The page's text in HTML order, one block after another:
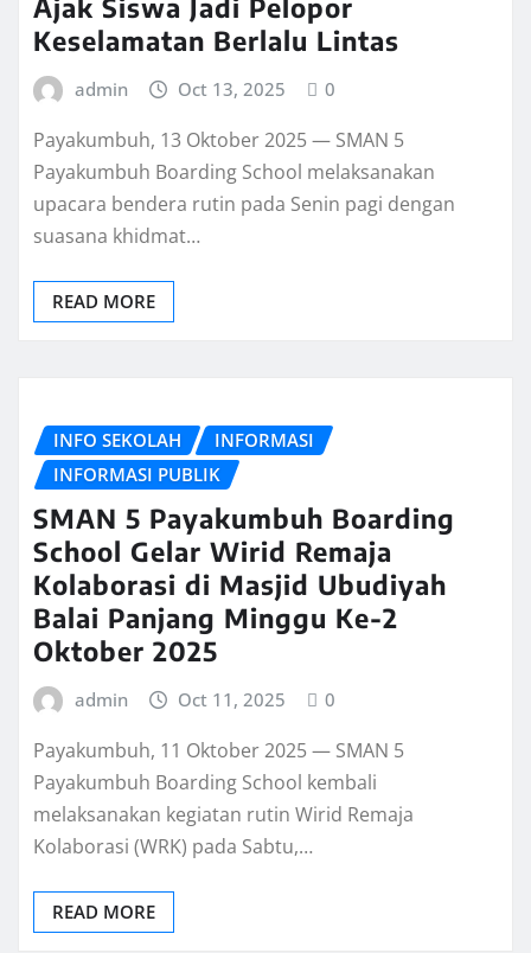
Ajak Siswa Jadi Pelopor
Keselamatan Berlalu Lintas
admin Oct 13, 2025 0
Payakumbuh, 13 Oktober 2025 — SMAN 5
Payakumbuh Boarding School melaksanakan
upacara bendera rutin pada Senin pagi dengan
suasana khidmat…
READ MORE
INFO SEKOLAH
INFORMASI
INFORMASI PUBLIK
SMAN 5 Payakumbuh Boarding
School Gelar Wirid Remaja
Kolaborasi di Masjid Ubudiyah
Balai Panjang Minggu Ke-2
Oktober 2025
admin Oct 11, 2025 0
Payakumbuh, 11 Oktober 2025 — SMAN 5
Payakumbuh Boarding School kembali
melaksanakan kegiatan rutin Wirid Remaja
Kolaborasi (WRK) pada Sabtu,…
READ MORE